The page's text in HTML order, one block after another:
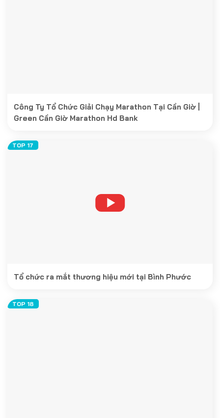
Công Ty Tổ Chức Giải Chạy Marathon Tại Cần Giờ |
Green Cần Giờ Marathon Hd Bank
Tổ chức ra mắt thương hiệu mới tại Bình Phước